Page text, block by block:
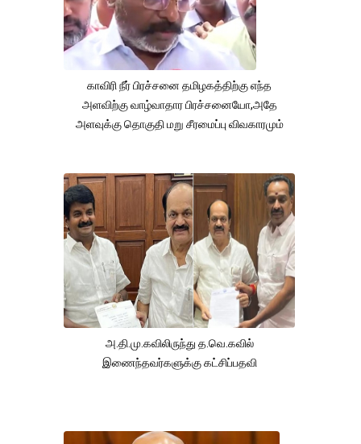
காவிரி நீர் பிரச்சனை தமிழகத்திற்கு எந்த
அளவிற்கு வாழ்வாதார பிரச்சனையோ,அதே
அளவுக்கு தொகுதி மறு சீரமைப்பு விவகாரமும்
அ.தி.மு.கவிலிருந்து த.வெ.கவில்
இணைந்தவர்களுக்கு கட்சிப்பதவி